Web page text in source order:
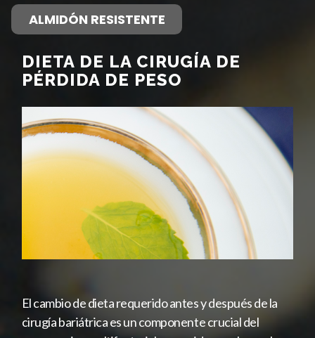
ALMIDÓN RESISTENTE
DIETA DE LA CIRUGÍA DE
PÉRDIDA DE PESO
El cambio de dieta requerido antes y después de la
cirugía bariátrica es un componente crucial del